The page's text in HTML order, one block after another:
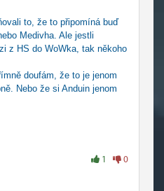
to, že to připomíná buď
Medivha. Ale jestli
z HS do WoWka, tak někoho
doufám, že to je jenom
Nebo že si Anduin jenom
1 0